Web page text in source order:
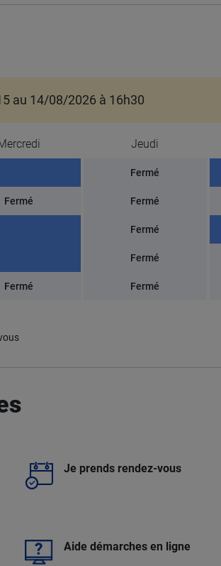
au 14/08/2026 à 16h30
Jeudi
Fermé
Fermé Fermé
Fermé
Fermé
Fermé Fermé
Je prends rendez-vous
Aide démarches en ligne